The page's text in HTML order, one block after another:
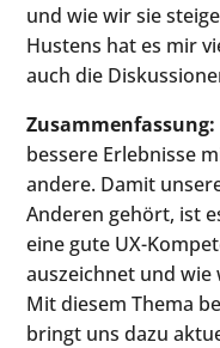
und wie wir sie
Hustens hat es mir
auch die
Zusammenfassung:
bessere Erlebnisse
andere. Damit
Anderen gehört, ist
eine gute UX-
auszeichnet und wie
Mit diesem Thema
bringt uns dazu